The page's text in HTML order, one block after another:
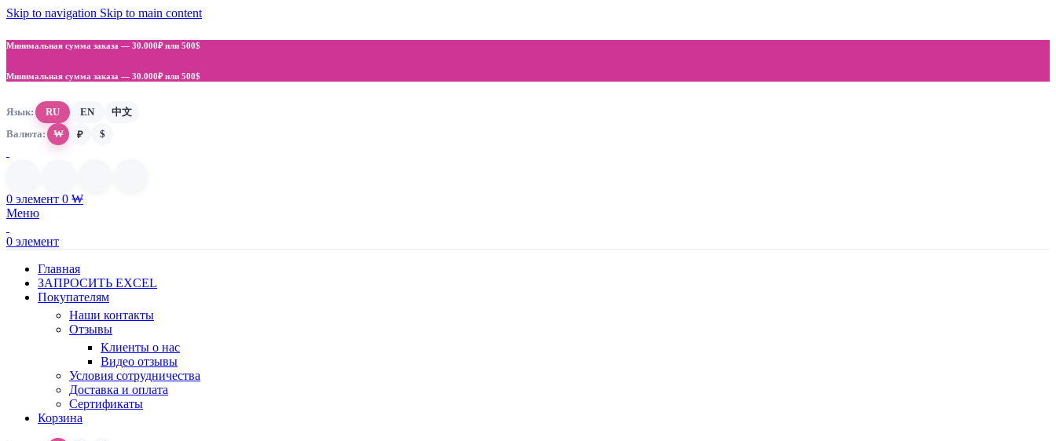
Skip to navigation Skip to main content
Минимальная сумма заказа — 30.000₽ или 500$
Минимальная сумма заказа — 30.000₽ или 500$
Язык: RU EN
中文
Валюта:
₩ ₽ $
0 элемент 0 ₩
Меню
0 элемент
Главная
ЗАПРОСИТЬ EXCEL
Покупателям
Наши контакты
Отзывы
Клиенты о нас
Видео отзывы
Условия сотрудничества
Доставка и оплата
Сертификаты
Корзина